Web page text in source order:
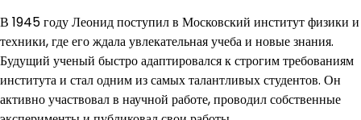
В 1945 году Леонид поступил в Московский институт физики и
техники, где его ждала увлекательная учеба и новые знания.
Будущий ученый быстро адаптировался к строгим требованиям
института и стал одним из самых талантливых студентов. Он
активно участвовал в научной работе, проводил собственные